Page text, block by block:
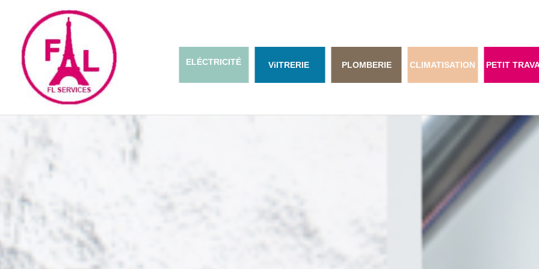
ELÉCTRICITÉ ViITRERIE PLOMBERIE CLIMATISATION PETIT